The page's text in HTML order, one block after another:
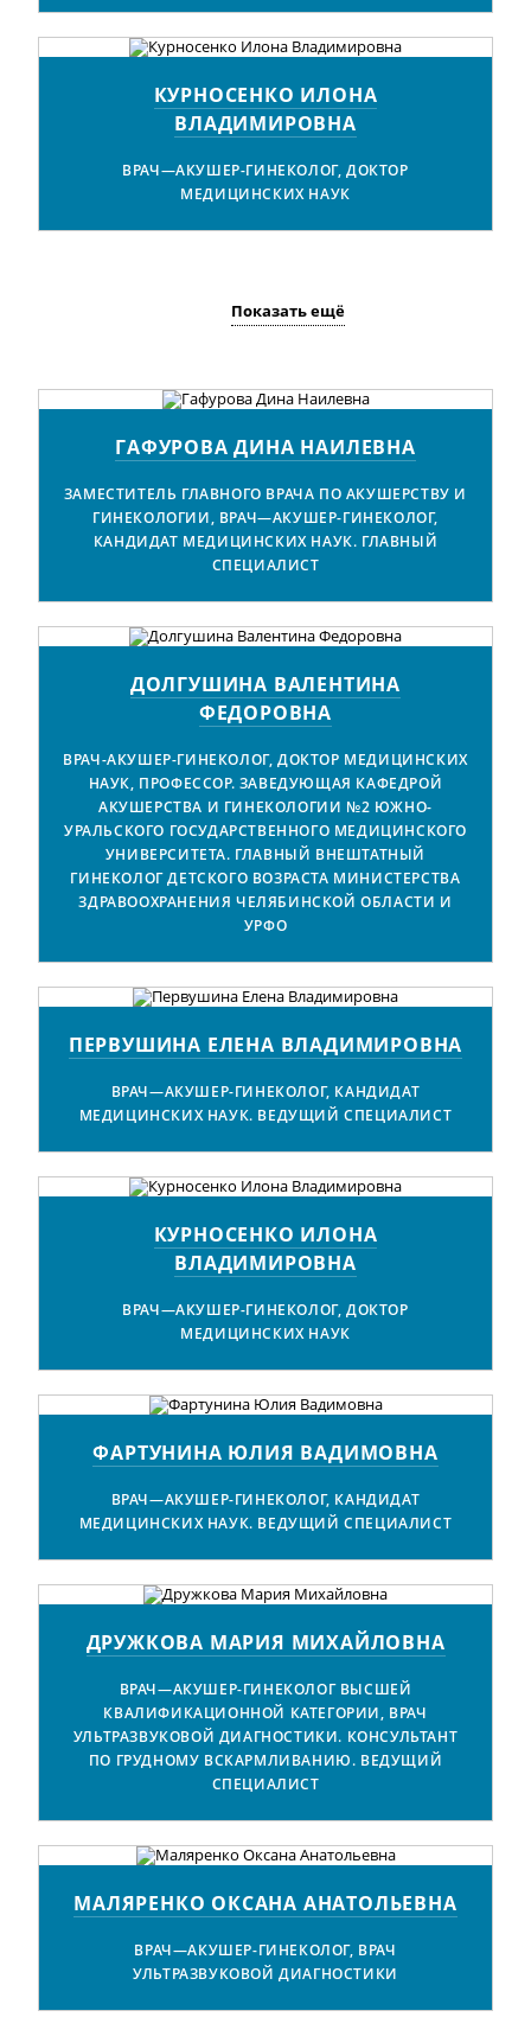
КУРНОСЕНКО ИЛОНА
ВЛАДИМИРОВНА
ВРАЧ—АКУШЕР-ГИНЕКОЛОГ, ДОКТОР
МЕДИЦИНСКИХ НАУК
Показать ещё
ГАФУРОВА ДИНА НАИЛЕВНА
ЗАМЕСТИТЕЛЬ ГЛАВНОГО ВРАЧА ПО АКУШЕРСТВУ И
ГИНЕКОЛОГИИ, ВРАЧ—АКУШЕР-ГИНЕКОЛОГ,
КАНДИДАТ МЕДИЦИНСКИХ НАУК. ГЛАВНЫЙ
СПЕЦИАЛИСТ
ДОЛГУШИНА ВАЛЕНТИНА
ФЕДОРОВНА
ВРАЧ-АКУШЕР-ГИНЕКОЛОГ, ДОКТОР МЕДИЦИНСКИХ
НАУК, ПРОФЕССОР. ЗАВЕДУЮЩАЯ КАФЕДРОЙ
АКУШЕРСТВА И ГИНЕКОЛОГИИ №2 ЮЖНО-
УРАЛЬСКОГО ГОСУДАРСТВЕННОГО МЕДИЦИНСКОГО
УНИВЕРСИТЕТА. ГЛАВНЫЙ ВНЕШТАТНЫЙ
ГИНЕКОЛОГ ДЕТСКОГО ВОЗРАСТА МИНИСТЕРСТВА
ЗДРАВООХРАНЕНИЯ ЧЕЛЯБИНСКОЙ ОБЛАСТИ И
УРФО
ПЕРВУШИНА ЕЛЕНА ВЛАДИМИРОВНА
ВРАЧ—АКУШЕР-ГИНЕКОЛОГ, КАНДИДАТ
МЕДИЦИНСКИХ НАУК. ВЕДУЩИЙ СПЕЦИАЛИСТ
КУРНОСЕНКО ИЛОНА
ВЛАДИМИРОВНА
ВРАЧ—АКУШЕР-ГИНЕКОЛОГ, ДОКТОР
МЕДИЦИНСКИХ НАУК
ФАРТУНИНА ЮЛИЯ ВАДИМОВНА
ВРАЧ—АКУШЕР-ГИНЕКОЛОГ, КАНДИДАТ
МЕДИЦИНСКИХ НАУК. ВЕДУЩИЙ СПЕЦИАЛИСТ
ДРУЖКОВА МАРИЯ МИХАЙЛОВНА
ВРАЧ—АКУШЕР-ГИНЕКОЛОГ ВЫСШЕЙ
КВАЛИФИКАЦИОННОЙ КАТЕГОРИИ, ВРАЧ
УЛЬТРАЗВУКОВОЙ ДИАГНОСТИКИ. КОНСУЛЬТАНТ
ПО ГРУДНОМУ ВСКАРМЛИВАНИЮ. ВЕДУЩИЙ
СПЕЦИАЛИСТ
МАЛЯРЕНКО ОКСАНА АНАТОЛЬЕВНА
ВРАЧ—АКУШЕР-ГИНЕКОЛОГ, ВРАЧ
УЛЬТРАЗВУКОВОЙ ДИАГНОСТИКИ